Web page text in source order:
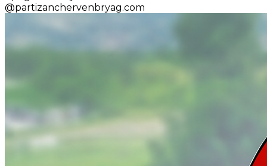
@partizanchervenbryag.com